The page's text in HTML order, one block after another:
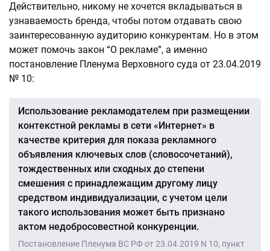
Действительно, никому не хочется вкладываться в
узнаваемость бренда, чтобы потом отдавать свою
заинтересованную аудиторию конкурентам. Но в этом
может помочь закон “О рекламе”, а именно
постановление Пленума Верховного суда от 23.04.2019
№ 10:
Использование рекламодателем при размещении
контекстной рекламы в сети «Интернет» в
качестве критерия для показа рекламного
объявления ключевых слов (словосочетаний),
тождественных или сходных до степени
смешения с принадлежащим другому лицу
средством индивидуализации, с учетом цели
такого использования может быть признано
актом недобросовестной конкуренции.
Постановление Пленума ВС РФ от 23.04.2019 N 10, пункт